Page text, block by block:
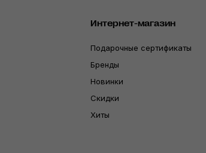
Интернет-магазин
Подарочные сертификаты
Бренды
Новинки
Скидки
Хиты